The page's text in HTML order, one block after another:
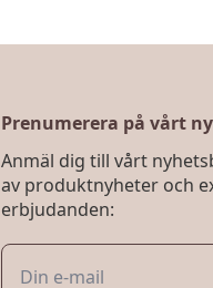
Prenumerera på vårt
Anmäl dig till vårt
av produktnyheter och
erbjudanden: